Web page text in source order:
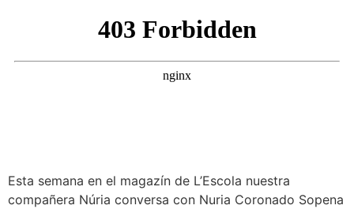
Esta semana en el magazín de L’Escola nuestra
compañera Núria conversa con Nuria Coronado Sopena